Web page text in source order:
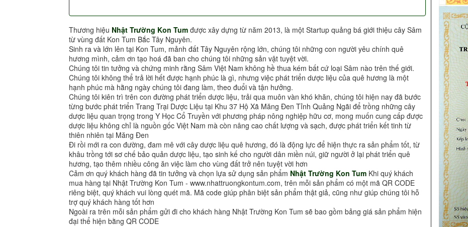
Thương hiệu Nhật Trường Kon Tum được xây dựng từ năm 2013, là một Startup quảng bá giới thiệu cây Sâm
từ vùng đất Kon Tum Bắc Tây Nguyên.
Sinh ra và lớn lên tại Kon Tum, mảnh đất Tây Nguyên rộng lớn, chúng tôi những con người yêu chính quê
hương mình, cảm ơn tạo hoá đã ban cho chúng tôi những sản vật tuyệt vời.
Chúng tôi tin tưởng và chứng minh rằng Sâm Việt Nam không hề thua kém bất cứ loại Sâm nào trên thế giới.
Chúng tôi không thể trả lời hết được hạnh phúc là gì, nhưng việc phát triển dược liệu của quê hương là một
hạnh phúc mà hằng ngày chúng tôi đang làm, theo đuổi và tận hưởng.
Chúng tôi kiên trì trên con đường phát triển dược liệu, trải qua muôn vàn khó khăn, chúng tôi hiện nay đã bước
từng bước phát triển Trang Trại Dược Liệu tại Khu 37 Hộ Xã Măng Đen Tỉnh Quảng Ngãi để trồng những cây
dược liệu quan trọng trong Y Học Cổ Truyền với phương pháp nông nghiệp hữu cơ, mong muốn cung cấp được
dược liệu không chỉ là nguồn gốc Việt Nam mà còn nâng cao chất lượng và sạch, được phát triển kết tinh từ
thiên nhiên tại Măng Đen
Đi rồi mới ra con đường, đam mê với cây dược liệu quê hương, đó là động lực để hiện thực ra sản phẩm tốt, từ
khâu trồng tới sơ chế bảo quản dược liệu, tạo sinh kế cho người dân miền núi, giữ người ở lại phát triển quê
hương, tạo thêm nhiều công ăn việc làm cho vùng đất trở nên tuyệt vời hơn
Cảm ơn quý khách hàng đã tin tưởng và chọn lựa sử dụng sản phẩm Nhật Trường Kon Tum Khi quý khách
mua hàng tại Nhật Trường Kon Tum - www.nhattruongkontum.com, trên mỗi sản phẩm có một mã QR CODE
riêng biệt, quý khách vui lòng quét mã. Mã code giúp phân biệt sản phẩm thật giả, cũng như giúp chúng tôi hỗ
trợ quý khách hàng tốt hơn
Ngoài ra trên mỗi sản phẩm gửi đi cho khách hàng Nhật Trường Kon Tum sẽ bao gồm bảng giá sản phẩm hiện
đại thể hiện bằng QR CODE